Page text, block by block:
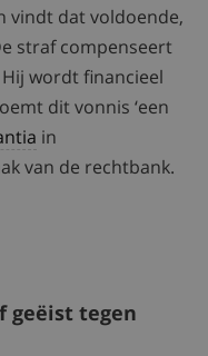
vindt dat voldoende,
straf compenseert
wordt financieel
dit vonnis ‘een
in
van de rechtbank.
geëist tegen